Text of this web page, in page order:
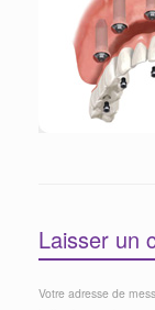
Laisser un
Votre adresse de